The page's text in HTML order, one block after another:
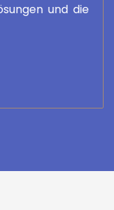
und die
digitale Sat-
Zeit.